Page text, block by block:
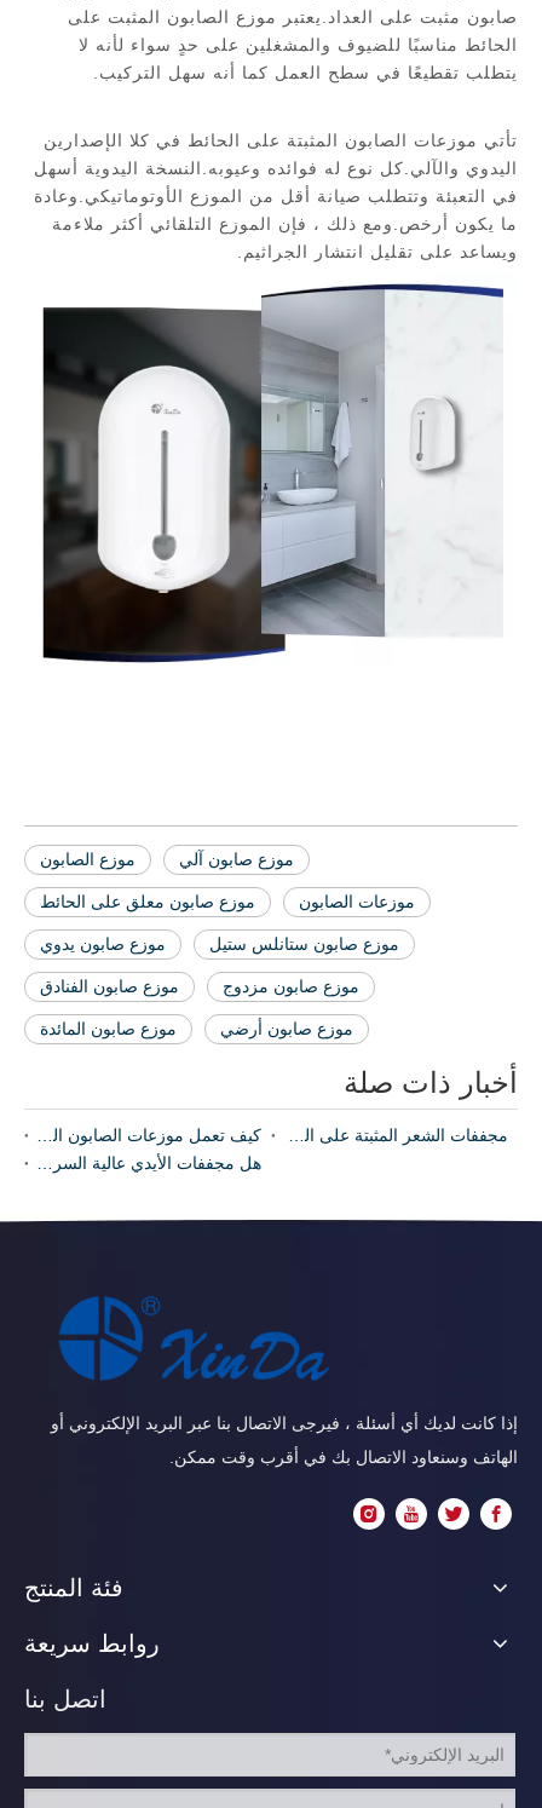
صابون مثبت على العداد.يعتبر موزع الصابون المثبت على
الحائط مناسبًا للضيوف والمشغلين على حدٍ سواء لأنه لا
يتطلب تقطيعًا في سطح العمل كما أنه سهل التركيب.
تأتي موزعات الصابون المثبتة على الحائط في كلا الإصدارين
اليدوي والآلي.كل نوع له فوائده وعيوبه.النسخة اليدوية أسهل
في التعبئة وتتطلب صيانة أقل من الموزع الأوتوماتيكي.وعادة
ما يكون أرخص.ومع ذلك ، فإن الموزع التلقائي أكثر ملاءمة
ويساعد على تقليل انتشار الجراثيم.
موزع الصابون موزع صابون آلي
موزع صابون معلق على الحائط موزعات الصابون
موزع صابون يدوي موزع صابون ستانلس ستيل
موزع صابون الفنادق موزع صابون مزدوج
موزع صابون المائدة موزع صابون أرضي
أخبار ذات صلة
كيف تعمل موزعات الصابون المصنوعة من الفولاذ المقاوم للصدأ على تحسين النظافة
مجففات الشعر المثبتة على الحائط: ضرورية للفنادق والصالات الرياضية
هل مجففات الأيدي عالية السرعة مزعجة للغاية؟ استكشاف تقنيات خفض الصوت
إذا كانت لديك أي أسئلة ، فيرجى الاتصال بنا عبر البريد الإلكتروني أو
الهاتف وسنعاود الاتصال بك في أقرب وقت ممكن.
فئة المنتج
روابط سريعة
اتصل بنا